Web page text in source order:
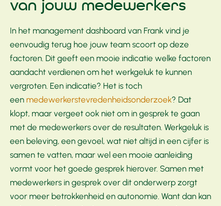
van jouw medewerkers
In het management dashboard van Frank vind je
eenvoudig terug hoe jouw team scoort op deze
factoren. Dit geeft een mooie indicatie welke factoren
aandacht verdienen om het werkgeluk te kunnen
vergroten. Een indicatie? Het is toch
een medewerkerstevredenheidsonderzoek? Dat
klopt, maar vergeet ook niet om in gesprek te gaan
met de medewerkers over de resultaten. Werkgeluk is
een beleving, een gevoel, wat niet altijd in een cijfer is
samen te vatten, maar wel een mooie aanleiding
vormt voor het goede gesprek hierover. Samen met
medewerkers in gesprek over dit onderwerp zorgt
voor meer betrokkenheid en autonomie. Want dan kan